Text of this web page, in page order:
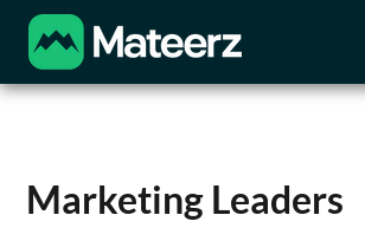
Marketing Leaders